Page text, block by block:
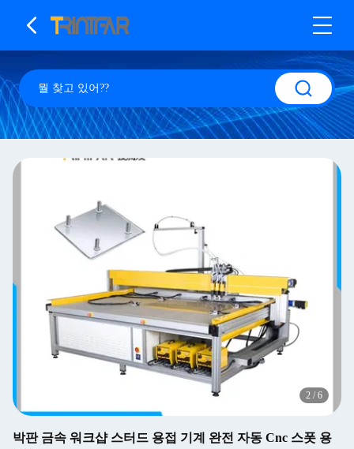
2 / 6
박판 금속 워크샵 스터드 용접 기계 완전 자동 Cnc 스폿 용